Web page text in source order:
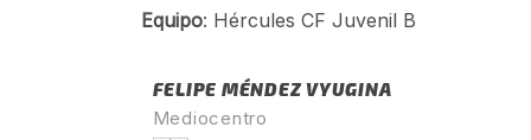
FELIPE MÉNDEZ VYUGINA
Mediocentro